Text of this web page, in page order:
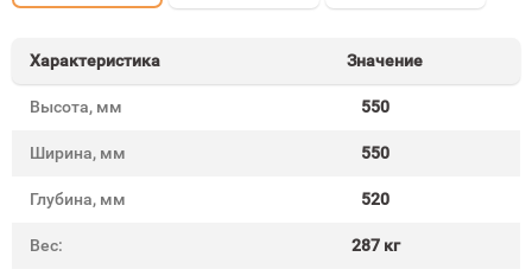
Характеристика Значение
Высота, мм 550
Ширина, мм 550
Глубина, мм 520
Вес: 287 кг